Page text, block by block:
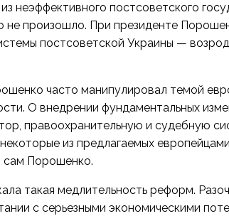
неэффективного постсоветского
не произошло. При президенте
постсоветской Украины —
часто манипулировал темой
О внедрении фундаментальных
правоохранительную и судебную
из предлагаемых
сам Порошенко.
такая медлительность реформ.
с серьезными экономическими